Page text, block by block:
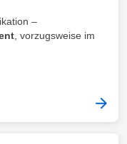
–
, vorzugsweise im